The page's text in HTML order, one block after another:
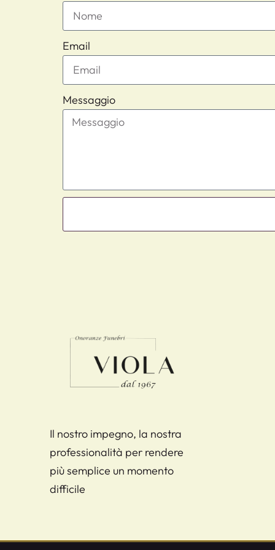
Email
Messaggio
​Il nostro impegno, la nostra
professionalità per rendere
più semplice un momento
difficile